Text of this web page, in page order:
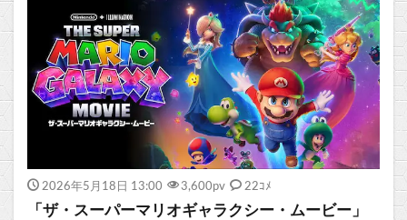
2026年5月18日 13:00 3,600pv 22ｺﾒ
「ザ・スーパーマリオギャラクシー・ムービー」